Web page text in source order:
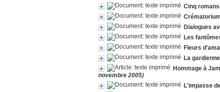
Cinq
Dialogues
Les
Fleurs
La
Hommage à
novembre 2005)
L'impasse